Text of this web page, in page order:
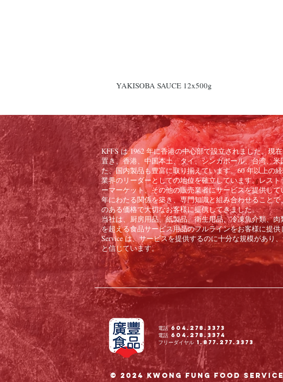
YAKISOBA SAUCE 12x500g
KFFS は 1962 年に香港の中心部で設立されました。現
置き、香港、中国本土、タイ、シンガポール、台湾、
た、国内製品も豊富に取り揃えています。60 年以上の
業界のリーダーとしての地位を確立しています。レス
ーマーケット、その他の販売業者にサービスを提供し
年にわたる関係を築き、専門知識と組み合わせること
のある価格で大切なお客様に提供してきました。
当社は、厨房用品、紙製品、衛生用品、冷凍魚介類、
を超える食品サービス用品のフルラインをお客様に提供
Service は、サービスを提供するのに十分な規模があり
と信じています。
電話 604.278.3373
電話 604.278.3374
フリーダイヤル 1.877.277.3373
© 2024 Kwong Fung Food Service。無断